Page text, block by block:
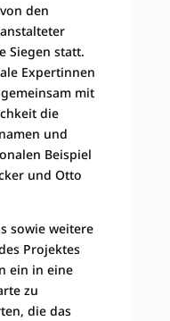
den
Siegen statt.
Expertinnen
mit
die
und
Beispiel
und Otto
sowie weitere
Projektes
ein in eine
zu
die das